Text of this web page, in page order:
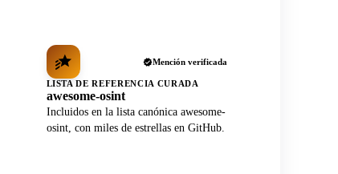
Mención verificada
LISTA DE REFERENCIA CURADA
awesome-osint
Incluidos en la lista canónica awesome-
osint, con miles de estrellas en GitHub.